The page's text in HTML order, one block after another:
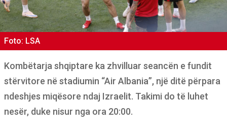
Foto: LSA
Kombëtarja shqiptare ka zhvilluar seancën e fundit
stërvitore në stadiumin “Air Albania”, një ditë përpara
ndeshjes miqësore ndaj Izraelit. Takimi do të luhet
nesër, duke nisur nga ora 20:00.